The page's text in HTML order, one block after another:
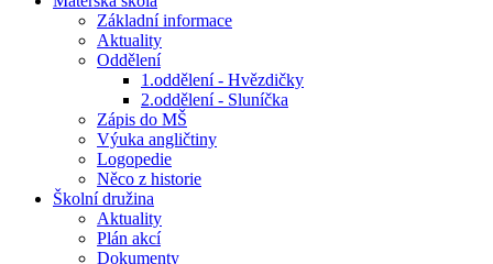
Základní informace
Aktuality
Oddělení
1.oddělení - Hvězdičky
2.oddělení - Sluníčka
Zápis do MŠ
Výuka angličtiny
Logopedie
Něco z historie
Školní družina
Aktuality
Plán akcí
Dokumenty